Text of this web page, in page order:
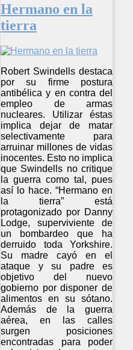
Hermano en la
tierra
Robert Swindells destaca
por su firme postura
antibélica y en contra del
empleo de armas
nucleares. Utilizar éstas
implica dejar de matar
selectivamente para
arruinar millones de vidas
inocentes. Esto no implica
que Swindells no critique
la guerra como tal, pues
así lo hace. “Hermano en
la tierra” está
protagonizado por Danny
Lodge, superviviente de
un bombardeo que ha
derruido toda Yorkshire.
Su madre cayó en el
ataque y su padre es
objetivo del nuevo
gobierno por disponer de
alimentos en su sótano.
Además de la guerra
aérea, en las calles
surgen posiciones
encontradas para poder